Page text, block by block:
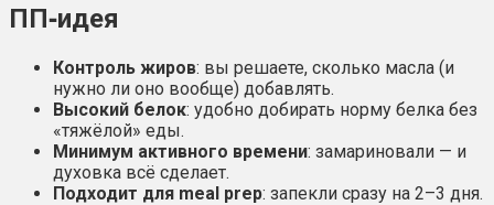
ПП‑идея
Контроль жиров: вы решаете, сколько масла (и
нужно ли оно вообще) добавлять.
Высокий белок: удобно добирать норму белка без
«тяжёлой» еды.
Минимум активного времени: замариновали — и
духовка всё сделает.
Подходит для meal prep: запекли сразу на 2–3 дня.